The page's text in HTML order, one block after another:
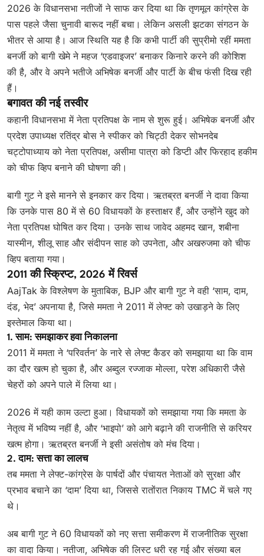
2026 के विधानसभा नतीजों ने साफ कर दिया था कि तृणमूल कांग्रेस के
पास पहले जैसा चुनावी बारूद नहीं बचा। लेकिन असली झटका संगठन के
भीतर से आया है। आज स्थिति यह है कि कभी पार्टी की सुप्रीमो रहीं ममता
बनर्जी को बागी खेमे ने महज ‘एडवाइजर’ बनाकर किनारे करने की कोशिश
की है, और वे अपने भतीजे अभिषेक बनर्जी और पार्टी के बीच फंसी दिख रही
हैं।
बगावत की नई तस्वीर
कहानी विधानसभा में नेता प्रतिपक्ष के नाम से शुरू हुई। अभिषेक बनर्जी और
प्रदेश उपाध्यक्ष रतिंद्र बोस ने स्पीकर को चिट्ठी देकर सोभनदेब
चट्टोपाध्याय को नेता प्रतिपक्ष, असीमा पात्रा को डिप्टी और फिरहाद हकीम
को चीफ व्हिप बनाने की घोषणा की।
बागी गुट ने इसे मानने से इनकार कर दिया। ऋतब्रत बनर्जी ने दावा किया
कि उनके पास 80 में से 60 विधायकों के हस्ताक्षर हैं, और उन्होंने खुद को
नेता प्रतिपक्ष घोषित कर दिया। उनके साथ जावेद अहमद खान, शबीना
यास्मीन, शीलू साह और संदीपन साह को उपनेता, और अखरुजमा को चीफ
व्हिप बताया गया।
2011 की स्क्रिप्ट, 2026 में रिवर्स
AajTak के विश्लेषण के मुताबिक, BJP और बागी गुट ने वही ‘साम, दाम,
दंड, भेद’ अपनाया है, जिसे ममता ने 2011 में लेफ्ट को उखाड़ने के लिए
इस्तेमाल किया था।
1. साम: समझाकर हवा निकालना
2011 में ममता ने ‘परिवर्तन’ के नारे से लेफ्ट कैडर को समझाया था कि वाम
का दौर खत्म हो चुका है, और अब्दुल रज्जाक मोल्ला, परेश अधिकारी जैसे
चेहरों को अपने पाले में लिया था।
2026 में यही काम उल्टा हुआ। विधायकों को समझाया गया कि ममता के
नेतृत्व में भविष्य नहीं है, और ‘भाइपो’ को आगे बढ़ाने की राजनीति से करियर
खत्म होगा। ऋतब्रत बनर्जी ने इसी असंतोष को मंच दिया।
2. दाम: सत्ता का लालच
तब ममता ने लेफ्ट-कांग्रेस के पार्षदों और पंचायत नेताओं को सुरक्षा और
प्रभाव बचाने का ‘दाम’ दिया था, जिससे रातोंरात निकाय TMC में चले गए
थे।
अब बागी गुट ने 60 विधायकों को नए सत्ता समीकरण में राजनीतिक सुरक्षा
का वादा किया। नतीजा, अभिषेक की लिस्ट धरी रह गई और संख्या बल